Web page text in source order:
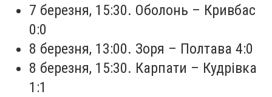
7 березня, 15:30. Оболонь – Кривбас
0:0
8 березня, 13:00. Зоря – Полтава 4:0
8 березня, 15:30. Карпати – Кудрівка
1:1